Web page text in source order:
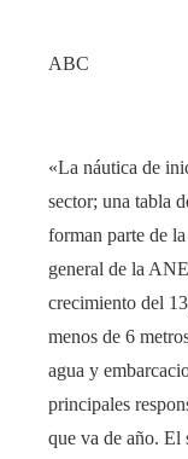
ABC
«La náutica de
sector; una tabla
forman parte de
general de la
crecimiento del
menos de 6
agua y
principales
que va de año. El